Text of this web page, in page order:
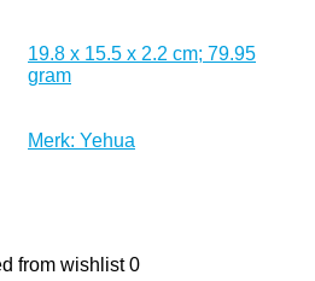
‎19.8 x 15.5 x 2.2 cm; 79.95
gram
Merk: Yehua
from wishlist 0